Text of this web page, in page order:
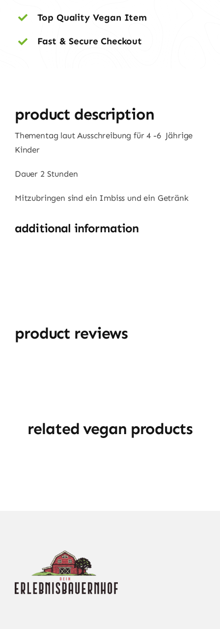
Top Quality Vegan Item
Fast & Secure Checkout
product description
Thementag laut Ausschreibung für 4 -6 Jährige
Kinder
Dauer 2 Stunden
Mitzubringen sind ein Imbiss und ein Getränk
additional information
product reviews
related vegan products